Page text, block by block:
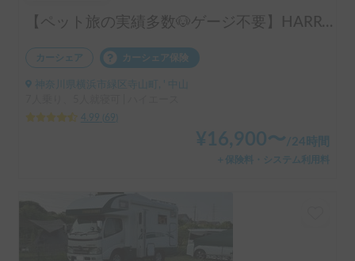
【ペット旅の実績多数🐶ゲージ不要】HARRY’s キャンピングカー 🐾 ｜ポタ電・バーベキューセット無料貸し出し🚐
カーシェア カーシェア保険
神奈川県横浜市緑区寺山町, ' 中山
4.99
69
¥ 16,900〜/24時間
＋保険料・システム利用料